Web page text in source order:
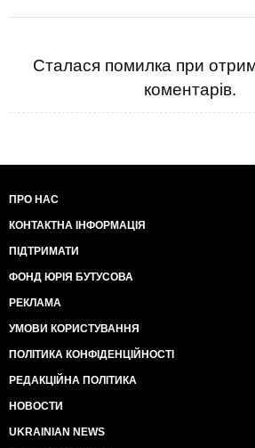
Сталася помилка при
коментарів.
ПРО НАС
КОНТАКТНА ІНФОРМАЦІЯ
ПІДТРИМАТИ
ФОНД ЮРІЯ БУТУСОВА
РЕКЛАМА
УМОВИ КОРИСТУВАННЯ
ПОЛІТИКА КОНФІДЕНЦІЙНОСТІ
РЕДАКЦІЙНА ПОЛІТИКА
НОВОСТИ
UKRAINIAN NEWS